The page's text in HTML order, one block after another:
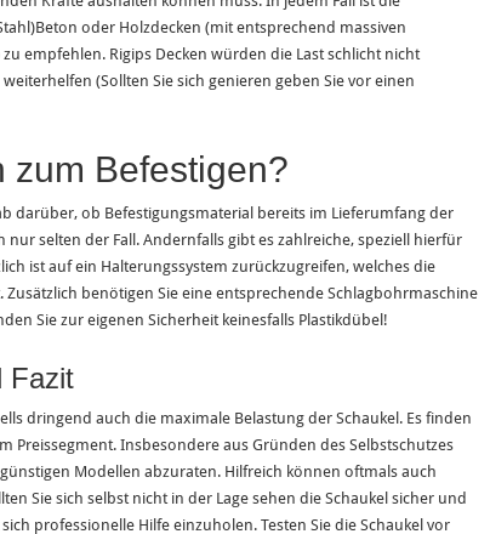
oder Holzdecken (mit entsprechend massiven
empfehlen. Rigips Decken würden die Last schlicht nicht
(Sollten Sie sich genieren geben Sie vor einen
zum Befestigen?
darüber, ob Befestigungsmaterial bereits im Lieferumfang der
nur selten der Fall. Andernfalls gibt es zahlreiche, speziell hierfür
ist auf ein Halterungssystem zurückzugreifen, welches die
benötigen Sie eine entsprechende Schlagbohrmaschine
Sie zur eigenen Sicherheit keinesfalls Plastikdübel!
Fazit
dringend auch die maximale Belastung der Schaukel. Es finden
Preissegment. Insbesondere aus Gründen des Selbstschutzes
Modellen abzuraten. Hilfreich können oftmals auch
Sie sich selbst nicht in der Lage sehen die Schaukel sicher und
professionelle Hilfe einzuholen. Testen Sie die Schaukel vor